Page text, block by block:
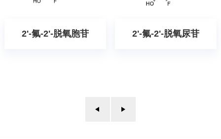
2'-氟-2'-脱氧胞苷 2'-氟-2'-脱氧尿苷